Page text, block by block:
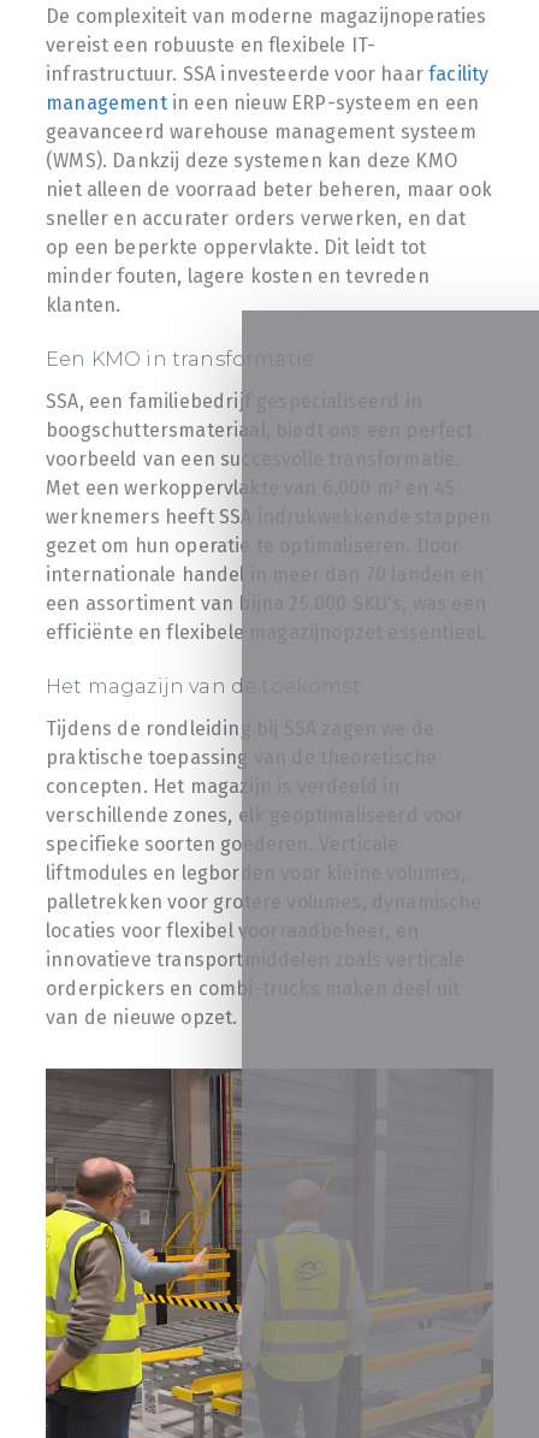
De complexiteit van moderne magazijnoperaties
vereist een robuuste en flexibele IT-
infrastructuur. SSA investeerde voor haarfacility
managementin een nieuw ERP-systeem en een
geavanceerd warehouse management systeem
(WMS). Dankzij deze systemen kan deze KMO
niet alleen de voorraad beter beheren, maar ook
sneller en accurater orders verwerken, en dat
op een beperkte oppervlakte. Dit leidt tot
minder fouten, lagere kosten en tevreden
klanten.
Een KMO in transformatie
SSA, een familiebedrijf gespecialiseerd in
boogschuttersmateriaal, biedt ons een perfect
voorbeeld van een succesvolle transformatie.
Met een werkoppervlakte van 6.000 m² en 45
werknemers heeft SSA indrukwekkende stappen
gezet om hun operatie te optimaliseren. Door
internationale handel in meer dan 70 landen en
een assortiment van bijna 25.000 SKU's, was een
efficiënte en flexibele magazijnopzet essentieel.
Het magazijn van de toekomst
Tijdens de rondleiding bij SSA zagen we de
praktische toepassing van de theoretische
concepten. Het magazijn is verdeeld in
verschillende zones, elk geoptimaliseerd voor
specifieke soorten goederen. Verticale
liftmodules en legborden voor kleine volumes,
palletrekken voor grotere volumes, dynamische
locaties voor flexibel voorraadbeheer, en
innovatieve transportmiddelen zoals verticale
orderpickers en combi-trucks maken deel uit
van de nieuwe opzet.